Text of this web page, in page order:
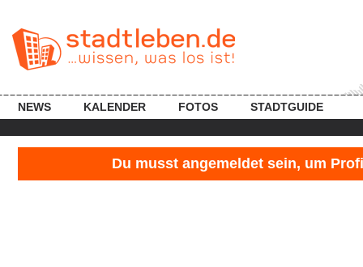
NEWS KALENDER FOTOS STADTGUIDE
Du musst angemeldet sein, um